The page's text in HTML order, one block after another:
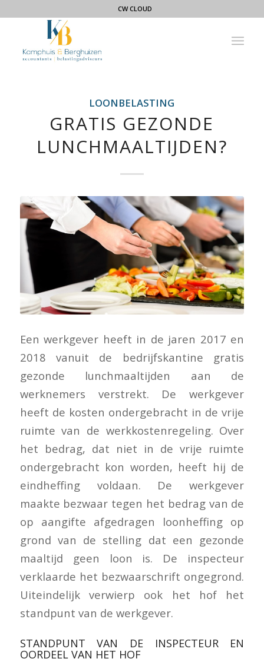
CW CLOUD
LOONBELASTING
GRATIS GEZONDE
LUNCHMAALTIJDEN?
Een werkgever heeft in de jaren 2017 en
2018 vanuit de bedrijfskantine gratis
gezonde lunchmaaltijden aan de
werknemers verstrekt. De werkgever
heeft de kosten ondergebracht in de vrije
ruimte van de werkkostenregeling. Over
het bedrag, dat niet in de vrije ruimte
ondergebracht kon worden, heeft hij de
eindheffing voldaan. De werkgever
maakte bezwaar tegen het bedrag van de
op aangifte afgedragen loonheffing op
grond van de stelling dat een gezonde
maaltijd geen loon is. De inspecteur
verklaarde het bezwaarschrift ongegrond.
Uiteindelijk verwierp ook het hof het
standpunt van de werkgever.
STANDPUNT VAN DE INSPECTEUR EN
OORDEEL VAN HET HOF